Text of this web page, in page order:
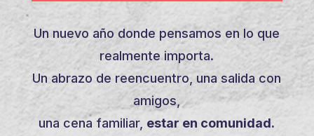
Un nuevo año donde pensamos en lo que
realmente importa.
Un abrazo de reencuentro, una salida con
amigos,
una cena familiar, estar en comunidad.